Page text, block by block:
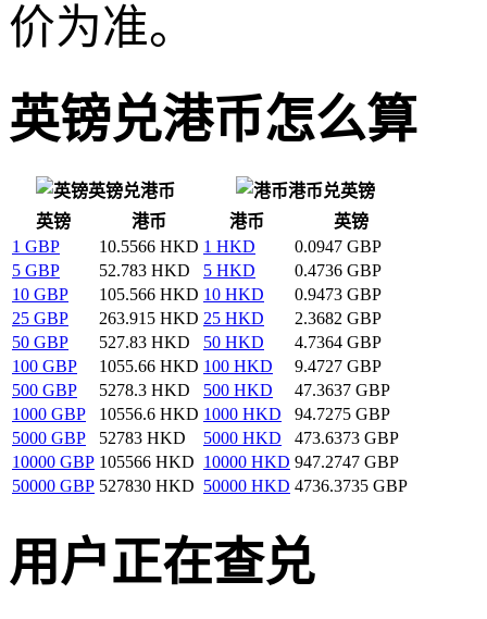
价为准。
英镑兑港币怎么算
英镑兑港币
港币兑英镑
英镑
港币 港币
英镑
1 GBP
10.5566 HKD 1 HKD
0.0947 GBP
5 GBP
52.783 HKD 5 HKD
0.4736 GBP
10 GBP
105.566 HKD 10 HKD
0.9473 GBP
25 GBP
263.915 HKD 25 HKD
2.3682 GBP
50 GBP
527.83 HKD 50 HKD
4.7364 GBP
100 GBP
1055.66 HKD 100 HKD
9.4727 GBP
500 GBP
5278.3 HKD 500 HKD
47.3637 GBP
1000 GBP
10556.6 HKD 1000 HKD
94.7275 GBP
5000 GBP
52783 HKD 5000 HKD
473.6373 GBP
10000 GBP 105566 HKD 10000 HKD 947.2747 GBP
50000 GBP 527830 HKD 50000 HKD 4736.3735 GBP
用户正在查兑